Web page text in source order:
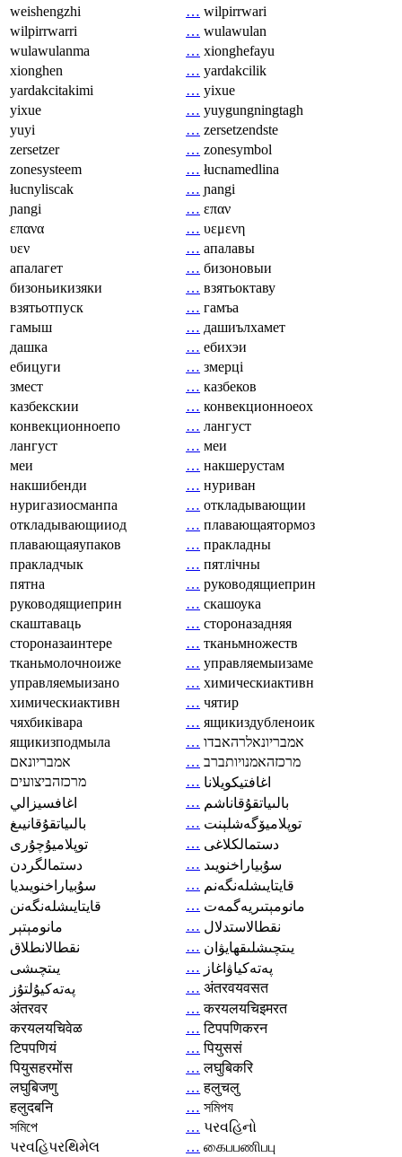
weishengzhi
… wilpirrwari
wilpirrwarri
… wulawulan
wulawulanma
… xionghefayu
xionghen
… yardakcilik
yardakcitakimi
… yixue
yixue
… yuygungningtagh
yuyi
… zersetzendste
zersetzer
… zonesymbol
zonesysteem
… łucnamedlina
łucnyliscak
… ɲangi
ɲangi
… επαν
επανα
… υεμενη
υεν
… апалавы
апалагет
… бизоновыи
бизоньикизяки
… взятьоктаву
взятьотпуск
… гамъа
гамыш
… дашиълхамет
дашка
… ебихэи
ебицуги
… змерці
змест
… казбеков
казбекскии
… конвекционноеох
конвекционноепо
… лангуст
лангуст
… меи
меи
… накшерустам
накшибенди
… нуриван
нуригазиосманпа
… откладывающии
откладывающииод
… плавающаятормоз
плавающаяупаков
… пракладны
пракладчык
… пятлічны
пятна
… руководящиеприн
руководящиеприн
… скашоука
скаштаваць
… стороназадняя
стороназаинтере
… тканьмножеств
тканьмолочноиже
… управляемыизаме
управляемыизано
… химическиактивн
химическиактивн
… чятир
чяхбиківара
… ящикиздубленоик
ящикизподмыла
… אמבריונאלרהאבדו
אמבריונאם
… מרכזהאמנויותברב
מרכזהביצועים
… اغافتيكويلانا
اغافسيزالي
… بالىياتقۇقاناشم
بالىياتقۇقانيىغ
… توپلاميۆگەشلېنت
توپلاميۇچۇرى
… دستمالکلاغی
دستمالگردن
… سۇبياراخنويىد
سۇبياراخنويىديا
… قايتايىشلەنگەنم
قايتايىشلەنگەنن
… مانومېتىريەگمەت
مانومېتېر
… نقطالاستدلال
نقطالانطلاق
… يىتچىشلىقھايۋان
يىتچىشى
… پەتەكياۋاغاز
پەتەكيۇلتۇز
… अंतरवयवसत
अंतरवर
… करयलयचिइमरत
करयलयचिवेळ
… टिपपणिकरन
टिपपणियं
… पियुससं
पियुसहरमोंस
… लघुबिकरि
लघुबिजणु
… हलुचलु
हलुदबनि
… সমিপয
সমিপে
… પરવહિનો
પરવહિપરથિમેલ
… கைபபணிபபு